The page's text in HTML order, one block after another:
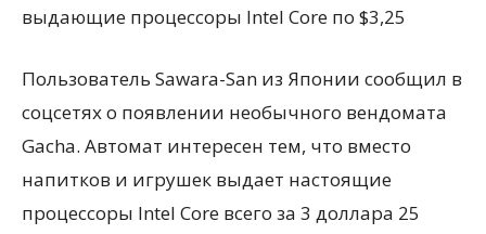
Пользователь Sawara-San из Японии сообщил в
соцсетях о появлении необычного вендомата
Gacha. Автомат интересен тем, что вместо
напитков и игрушек выдает настоящие
процессоры Intel Core всего за 3 доллара 25